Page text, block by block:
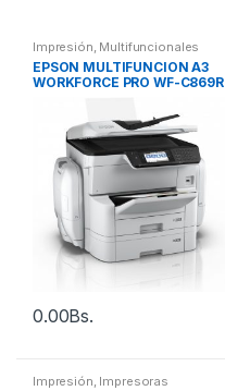
Impresión, Multifuncionales
EPSON MULTIFUNCION A3
WORKFORCE PRO WF-C869R
0.00Bs.
Impresión, Impresoras